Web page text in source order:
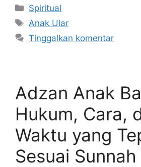
Kategori
Spiritual
Tag
Anak Ular
Tinggalkan komentar
Adzan Anak
Hukum, Cara,
Waktu yang
Sesuai Sunnah